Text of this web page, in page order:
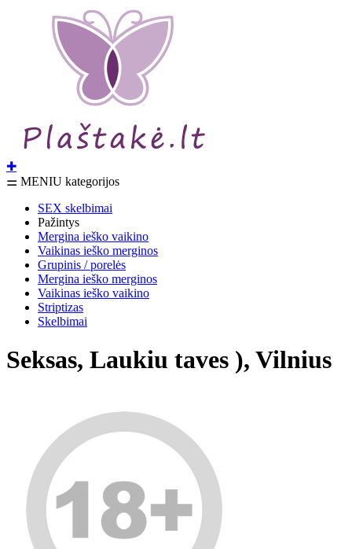
✚
⚌ MENIU kategorijos
SEX skelbimai
Pažintys
Mergina ieško vaikino
Vaikinas ieško merginos
Grupinis / porelės
Mergina ieško merginos
Vaikinas ieško vaikino
Striptizas
Skelbimai
Seksas, Laukiu taves ), Vilnius